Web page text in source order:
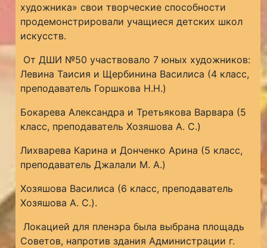
художника» свои творческие способности
продемонстрировали учащиеся детских школ
искусств.
От ДШИ №50 участвовало 7 юных художников:
Левина Таисия и Щербинина Василиса (4 класс,
преподаватель Горшкова Н.Н.)
Бокарева Александра и Третьякова Варвара (5
класс, преподаватель Хозяшова А. С.)
Лихварева Карина и Донченко Арина (5 класс,
преподаватель Джалали М. А.)
Хозяшова Василиса (6 класс, преподаватель
Хозяшова А. С.).
Локацией для пленэра была выбрана площадь
Советов, напротив здания Администрации г.